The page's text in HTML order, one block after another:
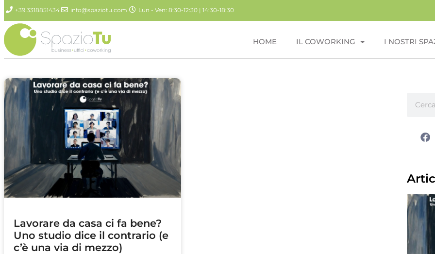
+39 3318851434 info@spaziotu.com Lun - Ven: 8:30-12:30 | 14:30-18:30
HOME IL COWORKING I NOSTRI
Lavorare da casa ci fa bene?
Uno studio dice il contrario (e
c’è una via di mezzo)